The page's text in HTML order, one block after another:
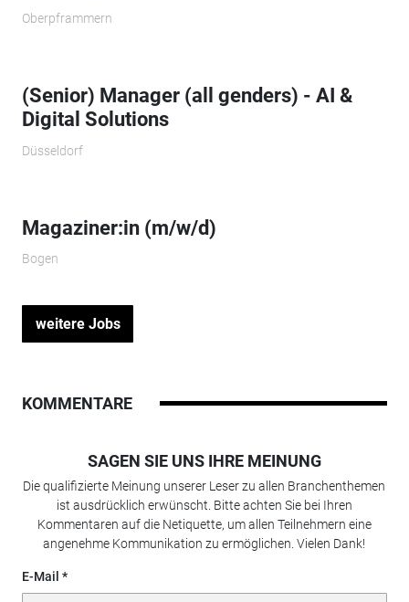
Oberpframmern
(Senior) Manager (all genders) - AI &
Digital Solutions
Düsseldorf
Magaziner:in (m/w/d)
Bogen
weitere Jobs
KOMMENTARE
SAGEN SIE UNS IHRE MEINUNG
Die qualifizierte Meinung unserer Leser zu allen Branchenthemen
ist ausdrücklich erwünscht. Bitte achten Sie bei Ihren
Kommentaren auf die Netiquette, um allen Teilnehmern eine
angenehme Kommunikation zu ermöglichen. Vielen Dank!
E-Mail